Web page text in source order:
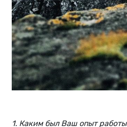
1. Каким был Ваш опыт